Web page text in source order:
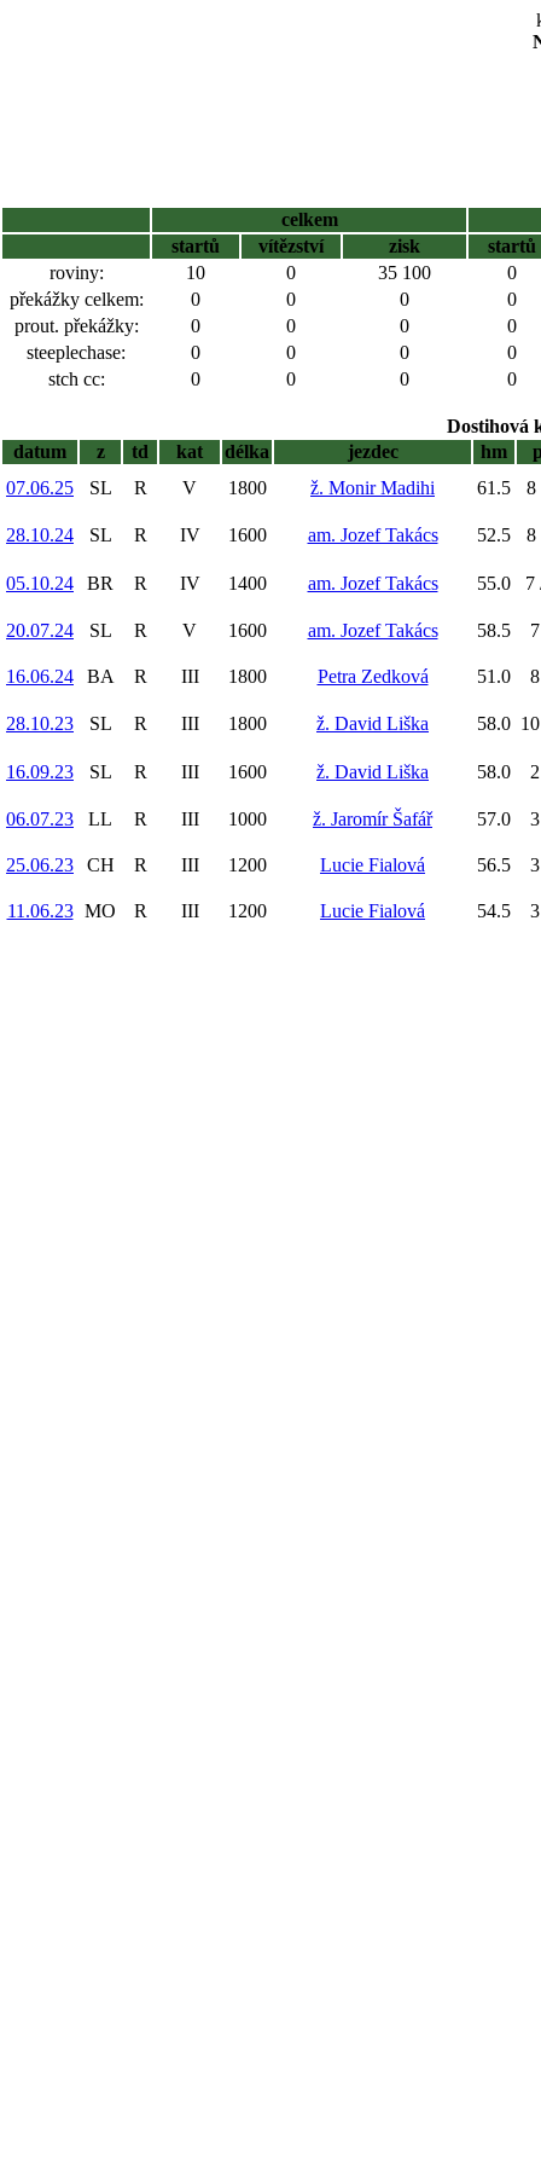
celkem
startů
vítězství zisk
startů
roviny:
10 0 35 100
0
překážky celkem:
0 0 0
0
prout. překážky:
0 0 0
0
steeplechase:
0 0 0
0
stch cc:
0 0 0 0
Dostihová
datum
z td kat délka jezdec hm
07.06.25
SL R V 1800 ž. Monir Madihi 61.5 8
28.10.24 SL R IV 1600 am. Jozef Takács 52.5 8
05.10.24 BR R IV 1400 am. Jozef Takács 55.0 7
20.07.24 SL R V 1600 am. Jozef Takács 58.5
16.06.24 BA R III 1800 Petra Zedková 51.0
28.10.23 SL R III 1800 ž. David Liška 58.0
16.09.23 SL R III 1600 ž. David Liška 58.0
06.07.23 LL R III 1000 ž. Jaromír Šafář 57.0
25.06.23 CH R III 1200 Lucie Fialová 56.5
11.06.23 MO R III 1200 Lucie Fialová 54.5